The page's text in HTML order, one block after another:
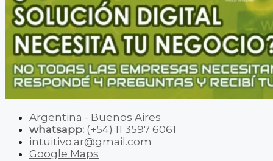
Argentina - Buenos Aires
whatsapp: (+54) 11 3597 6061
intuitivo.ar@gmail.com
Google Maps